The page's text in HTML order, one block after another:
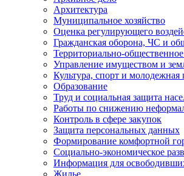
Архитектура
Муниципальное хозяйство
Оценка регулирующего
Гражданская оборона, ЧС и
Территориально-
Управление имуществом и
Культура, спорт и молодежная
Образование
Труд и социальная защита
Работы по снижению
Контроль в сфере закупок
Защита персональных данных
Формирование комфортной
Социально-экономическое
Информация для